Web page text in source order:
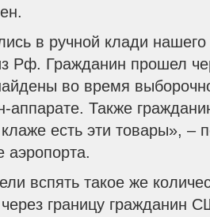
в ручной клади нашего
Рф. Гражданин прошел
во время
аппарате. Также
клаже есть эти товары», –
аэропорта.
вспять такое же
границу гражданин